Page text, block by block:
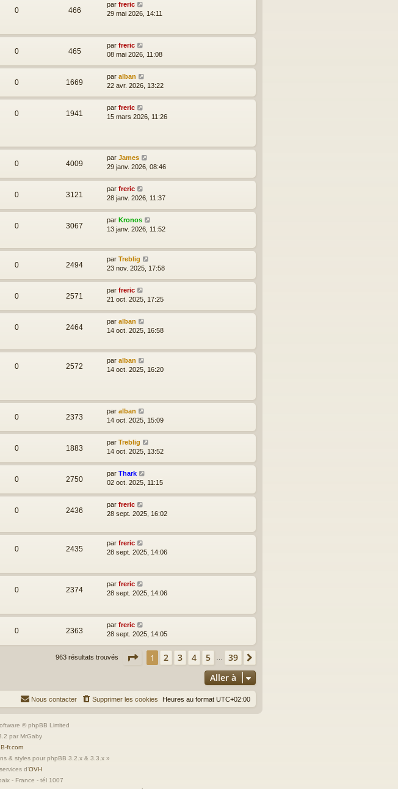
0 466
par freric
29 mai 2026, 14:11
0 465
par freric
08 mai 2026, 11:08
0 1669
par alban
22 avr. 2026, 13:22
0 1941
par freric
15 mars 2026, 11:26
0 4009
par James
29 janv. 2026, 08:46
0 3121
par freric
28 janv. 2026, 11:37
0 3067
par Kronos
13 janv. 2026, 11:52
0 2494
par Treblig
23 nov. 2025, 17:58
0 2571
par freric
21 oct. 2025, 17:25
0 2464
par alban
14 oct. 2025, 16:58
0 2572
par alban
14 oct. 2025, 16:20
0 2373
par alban
14 oct. 2025, 15:09
0 1883
par Treblig
14 oct. 2025, 13:52
0 2750
par Thark
02 oct. 2025, 11:15
0 2436
par freric
28 sept. 2025, 16:02
0 2435
par freric
28 sept. 2025, 14:06
0 2374
par freric
28 sept. 2025, 14:06
0 2363
par freric
28 sept. 2025, 14:05
963 résultats trouvés Page 1sur 39
1 2 3 4 5 … 39
Aller à
Heures au format UTC+02:00
Supprimer les cookies
Nous contacter
© phpBB Limited
par MrGaby
fr.com
& styles pour phpBB 3.2.x & 3.3.x »
d’OVH
- France - tél 1007